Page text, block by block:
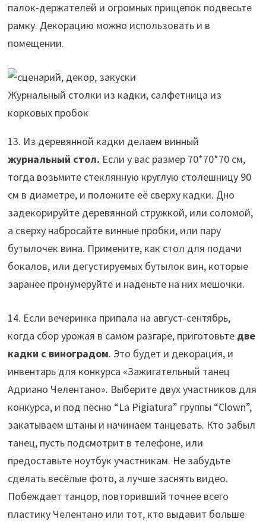
палок-держателей и огромных прищепок подвесьте
рамку. Декорацию можно использовать и в
помещении.
Журнальный столки из кадки, салфетница из
корковых пробок
13. Из деревянной кадки делаем винный
журнальный стол. Если у вас размер 70*70*70 см,
тогда возьмите стеклянную круглую столешницу 90
см в диаметре, и положите её сверху кадки. Дно
задекорируйте деревянной стружкой, или соломой,
а сверху набросайте винные пробки, или пару
бутылочек вина. Примените, как стол для подачи
бокалов, или дегустируемых бутылок вин, которые
заранее пронумеруйте и наденьте на них мешочки.
14. Если вечеринка припала на август-сентябрь,
когда сбор урожая в самом разгаре, приготовьте две
кадки с виноградом. Это будет и декорация, и
инвентарь для конкурса «Зажигательный танец
Адриано Челентано». Выберите двух участников для
конкурса, и под песню “La Pigiatura” группы “Clown”,
закатываем штаны и начинаем танцевать. Кто забыл
танец, пусть подсмотрит в телефоне, или
предоставьте ноутбук участникам. Не забудьте
сделать весёлые фото, а лучше заснять видео.
Побеждает танцор, повторивший точнее всего
пластику Челентано или тот, кто выдавит больше